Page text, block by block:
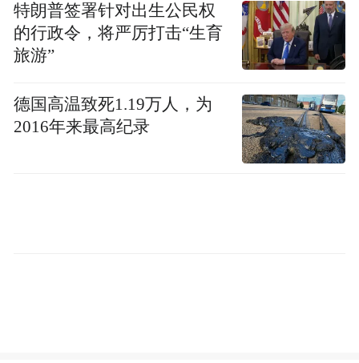
“就做不同”的凤凰新闻客户端，作为2016
ILLUMI RUN的战略合作媒体，在沈阳站将
动。活动当天参与互动的跑友们只要以#就做
不同放肆Feng跑#为话题，分享ILLUMI RUN
现场照到微博并@凤凰新闻客户端
特朗普签署针对出生公民权
的行政令，将严厉打击“生育
旅游”
德国高温致死1.19万人，为
2016年来最高纪录